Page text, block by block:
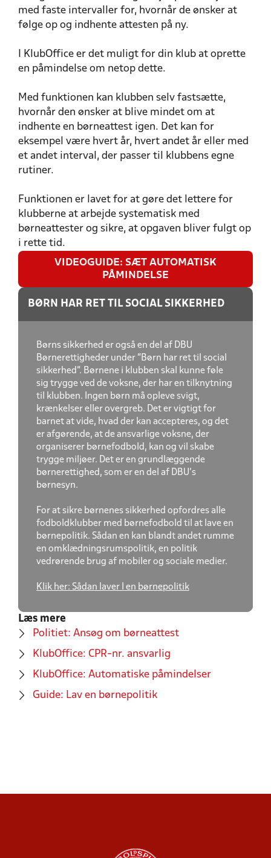
med faste intervaller for, hvornår de ønsker at
følge op og indhente attesten på ny.
I KlubOffice er det muligt for din klub at oprette
en påmindelse om netop dette.
Med funktionen kan klubben selv fastsætte,
hvornår den ønsker at blive mindet om at
indhente en børneattest igen. Det kan for
eksempel være hvert år, hvert andet år eller med
et andet interval, der passer til klubbens egne
rutiner.
Funktionen er lavet for at gøre det lettere for
klubberne at arbejde systematisk med
børneattester og sikre, at opgaven bliver fulgt op
i rette tid.
VIDEOGUIDE: SÆT AUTOMATISK
PÅMINDELSE
BØRN HAR RET TIL SOCIAL SIKKERHED
Børns sikkerhed er også en del af DBU
Børnerettigheder under ”Børn har ret til social
sikkerhed”. Børnene i klubben skal kunne føle
sig trygge ved de voksne, der har en tilknytning
til klubben. Ingen børn må opleve svigt,
krænkelser eller overgreb. Det er vigtigt for
barnet at vide, hvad der kan accepteres, og det
er afgørende, at de ansvar­lige voksne, der
organiserer børnefodbold, kan og vil skabe
trygge miljøer. Det er en grundlæggende
børnerettighed, som er en del af DBU’s
børnesyn.
For at sikre børnenes sikkerhed opfordres alle
fodboldklubber med børnefodbold til at lave en
børnepolitik. Sådan en kan blandt andet rumme
en omklædningsrumspolitik, en politik
vedrørende brug af mobiler og sociale medier.
Klik her: Sådan laver I en børnepolitik
Læs mere
Politiet: Ansøg om børneattest
KlubOffice: CPR-nr. ansvarlig
KlubOffice: Automatiske påmindelser
Guide: Lav en børnepolitik